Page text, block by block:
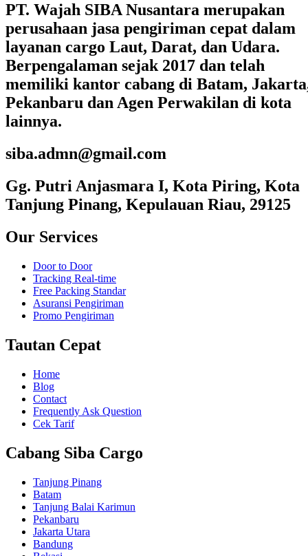
PT. Wajah SIBA Nusantara merupakan
perusahaan jasa pengiriman cepat dalam
layanan cargo Laut, Darat, dan Udara.
Berpengalaman sejak 2017 dan telah
memiliki kantor cabang di Batam,
Pekanbaru dan Agen Perwakilan di kota
lainnya.
siba.admn@gmail.com
Gg. Putri Anjasmara I, Kota Piring, Kota
Tanjung Pinang, Kepulauan Riau, 29125
Our Services
Door to Door
Tracking Real-time
Free Packing Standar
Asuransi Pengiriman
Promo Pengiriman
Tautan Cepat
Home
Blog
Contact
Frequently Ask Question
Cek Tarif
Cabang Siba Cargo
Tanjung Pinang
Batam
Tanjung Balai Karimun
Pekanbaru
Jakarta Utara
Bandung